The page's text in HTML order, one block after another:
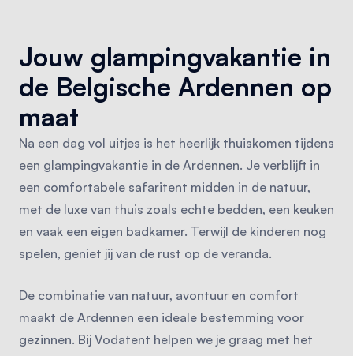
Jouw glampingvakantie in
de Belgische Ardennen op
maat
Na een dag vol uitjes is het heerlijk thuiskomen tijdens
een glampingvakantie in de Ardennen. Je verblijft in
een comfortabele safaritent midden in de natuur,
met de luxe van thuis zoals echte bedden, een keuken
en vaak een eigen badkamer. Terwijl de kinderen nog
spelen, geniet jij van de rust op de veranda.
De combinatie van natuur, avontuur en comfort
maakt de Ardennen een ideale bestemming voor
gezinnen. Bij Vodatent helpen we je graag met het